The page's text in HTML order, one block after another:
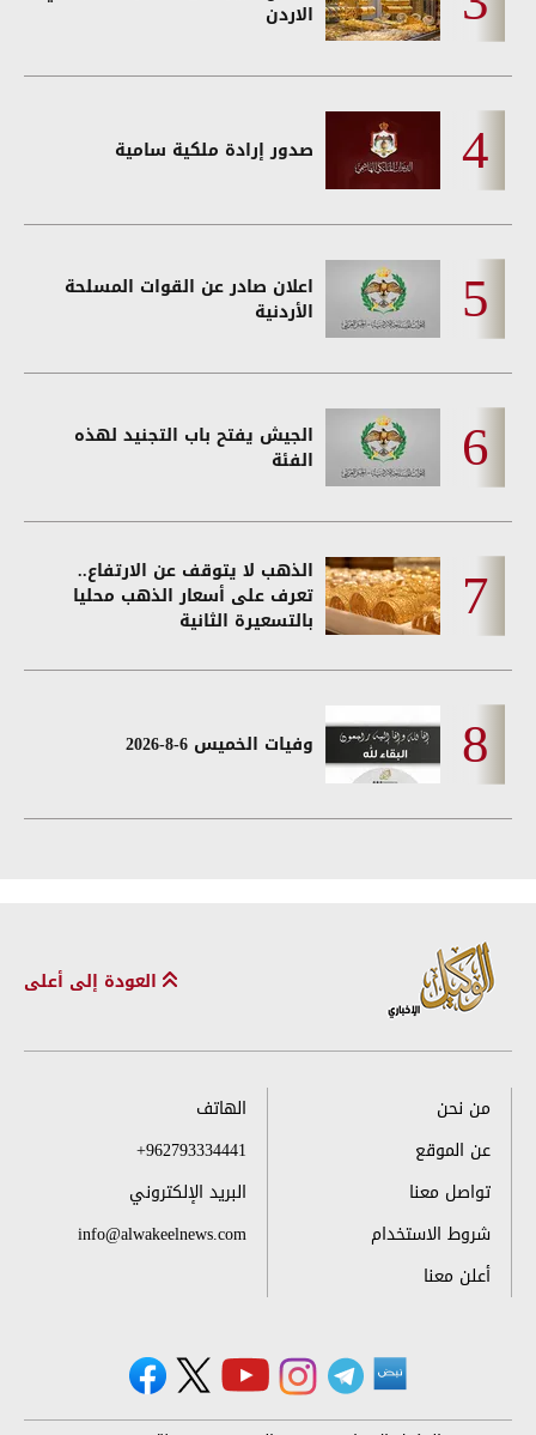
الاردن
صدور إرادة ملكية سامية
اعلان صادر عن القوات المسلحة
الأردنية
الجيش يفتح باب التجنيد لهذه
الفئة
الذهب لا يتوقف عن الارتفاع..
تعرف على أسعار الذهب محليا
بالتسعيرة الثانية
وفيات الخميس 6-8-2026
العودة إلى أعلى
من نحن
عن الموقع
تواصل معنا
شروط الاستخدام
أعلن معنا
الهاتف
+962793334441
البريد الإلكتروني
info@alwakeelnews.com